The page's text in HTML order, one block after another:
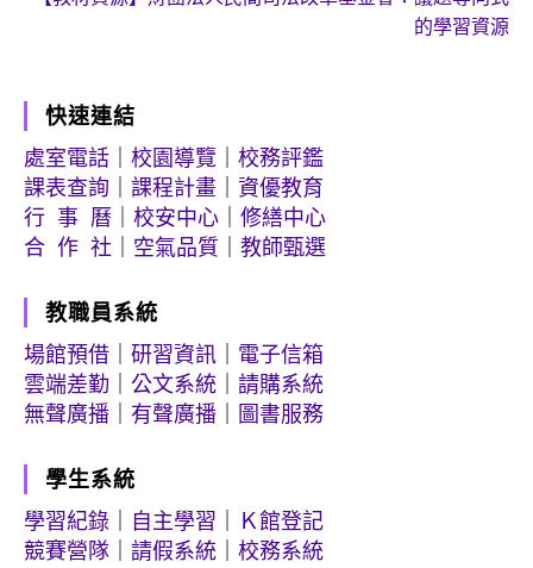
的學習資源
快速連結
處室電話
校園導覽
校務評鑑
課表查詢
課程計畫
資優教育
行 事 曆
校安中心
修繕中心
合 作 社
空氣品質 教師甄選
教職員系統
場館預借
研習資訊
電子信箱
雲端差勤
公文系統
請購系統
無聲廣播
有聲廣播 圖書服務
學生系統
學習紀錄
自主學習
Ｋ館登記
競賽營隊
請假系統 校務系統